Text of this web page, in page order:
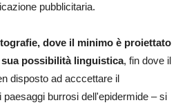
pubblicitaria.
dove il minimo è proiettato
possibilità linguistica, fin dove il
disposto ad acccettare il
burrosi dell'epidermide – si